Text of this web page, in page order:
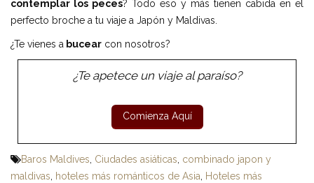
contemplar los peces? Todo eso y más tienen cabida en el
perfecto broche a tu viaje a Japón y Maldivas.
¿Te vienes a bucear con nosotros?
¿Te apetece un viaje al paraíso?
Baros Maldives Ciudades asiáticas combinado japon y
maldivas
hoteles más románticos de Asia
Hoteles más